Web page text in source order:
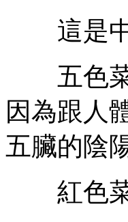
這是中
五色菜
因為跟人
五臟的陰
紅色菜